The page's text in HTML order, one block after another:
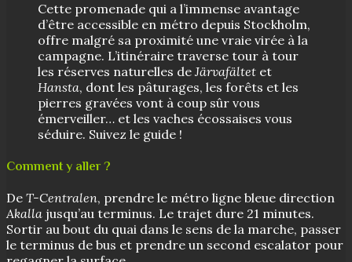
Cette promenade qui a l’immense avantage
d’être accessible en métro depuis Stockholm,
offre malgré sa proximité une vraie virée à la
campagne. L’itinéraire traverse tour à tour
les réserves naturelles de Järvafältet et
Hansta, dont les pâturages, les forêts et les
pierres gravées vont à coup sûr vous
émerveiller… et les vaches écossaises vous
séduire. Suivez le guide !
Comment y aller ?
De T-Centralen, prendre le métro ligne bleue direction
Akalla jusqu’au terminus. Le trajet dure 21 minutes.
Sortir au bout du quai dans le sens de la marche, passer
le terminus de bus et prendre un second escalator pour